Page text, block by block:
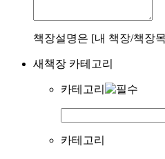
책장설명은 [내 책장/책장
새책장 카테고리
카테고리
카테고리